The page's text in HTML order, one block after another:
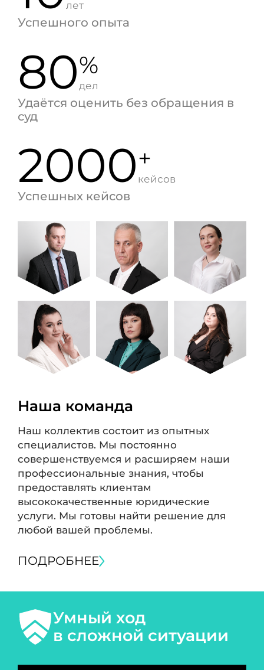
лет
Успешного опыта
80%
дел
Удаётся оценить без обращения в
суд
2000+
кейсов
Успешных кейсов
Наша команда
Наш коллектив состоит из опытных
специалистов. Мы постоянно
совершенствуемся и расширяем наши
профессиональные знания, чтобы
предоставлять клиентам
высококачественные юридические
услуги. Мы готовы найти решение для
любой вашей проблемы.
ПОДРОБНЕЕ
Умный ход
в сложной ситуации